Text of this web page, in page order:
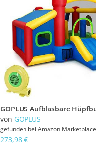
von GOPLUS
gefunden bei Amazon Marketplace
273,98 €